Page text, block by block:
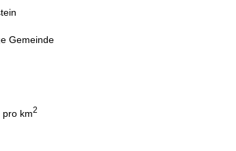
Gemeinde
pro km2